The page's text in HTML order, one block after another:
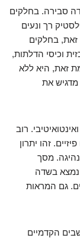
סבירה. בחלקים
רך ונעים
בחלקים
וכיסי הדלתות,
זאת, היא ללא
מדגיש את
רוב
זהו יתרון
מסך
נמצא בשדה
גם המראות
הקדמיים